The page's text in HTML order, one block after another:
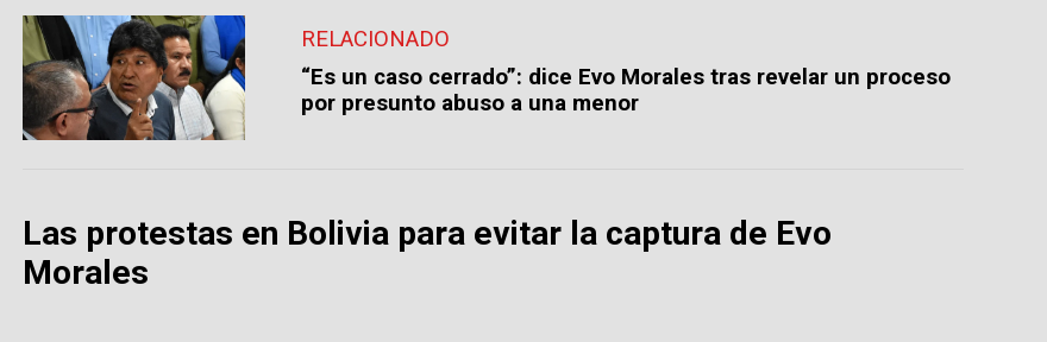
RELACIONADO
“Es un caso cerrado”: dice Evo Morales tras revelar un proceso
por presunto abuso a una menor
Las protestas en Bolivia para evitar la captura de Evo
Morales